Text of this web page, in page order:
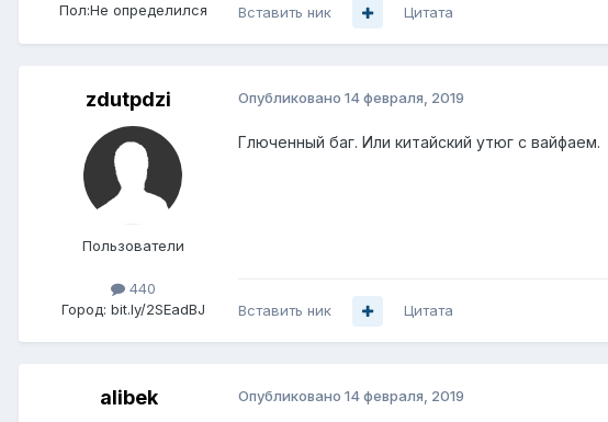
Пол:Не определился Вставить ник Цитата
zdutpdzi
Пользователи
440
Город: bit.ly/2SEadBJ
Опубликовано 14 февраля, 2019
Глюченный баг. Или китайский утюг с вайфаем.
Вставить ник Цитата
alibek Опубликовано 14 февраля, 2019